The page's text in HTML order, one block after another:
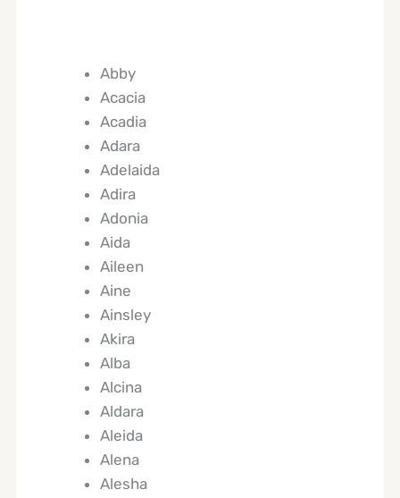
Abby
Acacia
Acadia
Adara
Adelaida
Adira
Adonia
Aida
Aileen
Aine
Ainsley
Akira
Alba
Alcina
Aldara
Aleida
Alena
Alesha